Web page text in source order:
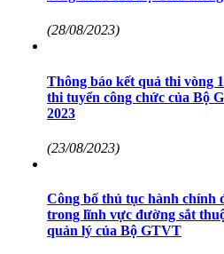
(28/08/2023)
Thông báo kết quả thi vòng
thi tuyển công chức của Bộ
2023
(23/08/2023)
Công bố thủ tục hành chính
trong lĩnh vực đường sắt
quản lý của Bộ GTVT